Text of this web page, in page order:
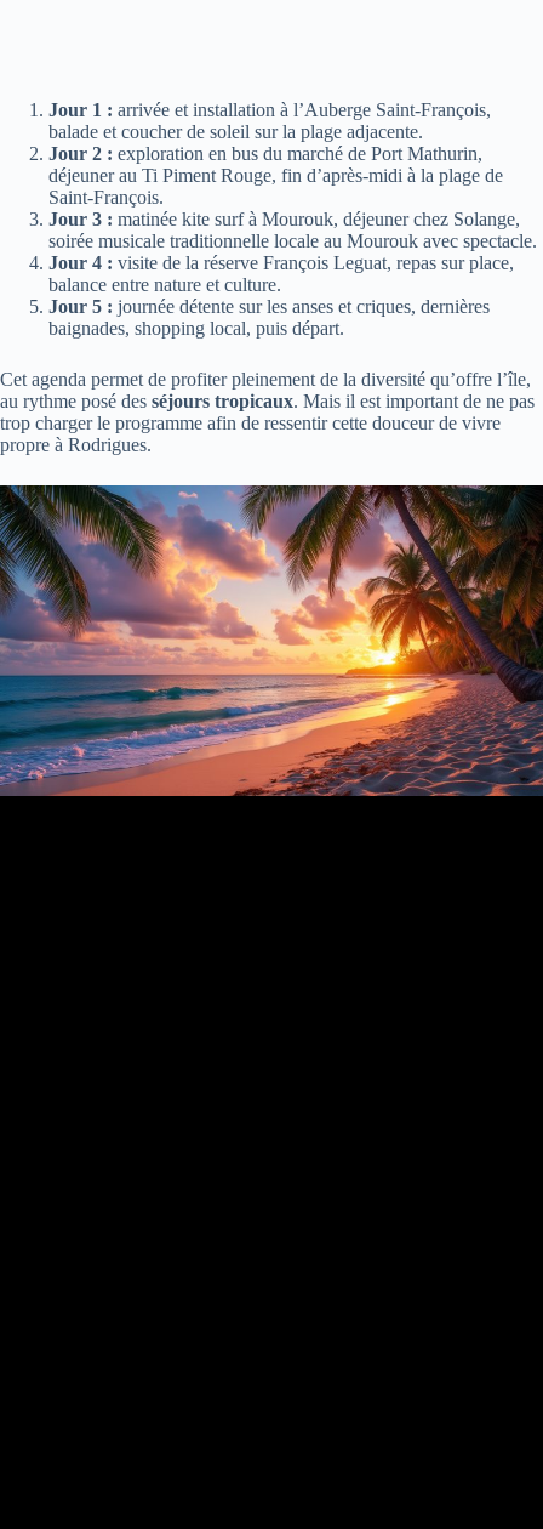
Jour 1 : arrivée et installation à l’Auberge Saint-François,
balade et coucher de soleil sur la plage adjacente.
Jour 2 : exploration en bus du marché de Port Mathurin,
déjeuner au Ti Piment Rouge, fin d’après-midi à la plage de
Saint-François.
Jour 3 : matinée kite surf à Mourouk, déjeuner chez Solange,
soirée musicale traditionnelle locale au Mourouk avec spectacle.
Jour 4 : visite de la réserve François Leguat, repas sur place,
balance entre nature et culture.
Jour 5 : journée détente sur les anses et criques, dernières
baignades, shopping local, puis départ.
Cet agenda permet de profiter pleinement de la diversité qu’offre l’île,
au rythme posé des séjours tropicaux. Mais il est important de ne pas
trop charger le programme afin de ressentir cette douceur de vivre
propre à Rodrigues.